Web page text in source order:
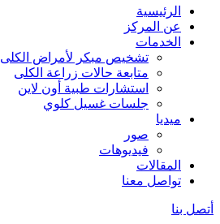
الرئيسية
عن المركز
الخدمات
تشخيص مبكر لأمراض الكلى
متابعة حالات زراعة الكلى
استشارات طبية أون لاين
جلسات غسيل كلوي
ميديا
صور
فيديوهات
المقالات
تواصل معنا
أتصل بنا